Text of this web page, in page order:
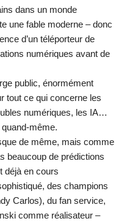
dans un monde
une fable moderne – donc
d’un téléporteur de
numériques avant de
public, énormément
tout ce qui concerne les
numériques, les IA…
même.
de même, mais comme
beaucoup de prédictions
déjà en cours
des champions
Carlos), du fan service,
comme réalisateur –